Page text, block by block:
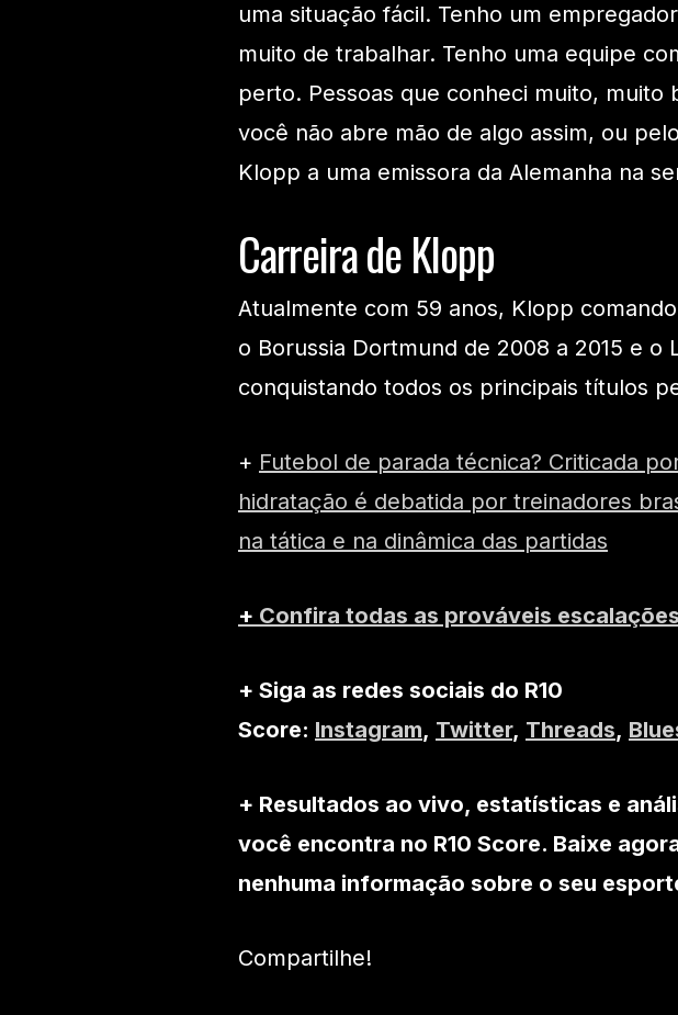
uma situação fácil. Tenho um
muito de trabalhar. Tenho uma equipe
perto. Pessoas que conheci muito, muito
você não abre mão de algo assim, ou
Klopp a uma emissora da Alemanha na
Carreira de Klopp
Atualmente com 59 anos, Klopp
o Borussia Dortmund de 2008 a 2015 e o
conquistando todos os principais títulos
+ Futebol de parada técnica? Criticada
hidratação é debatida por treinadores
na tática e na dinâmica das partidas
+ Confira todas as prováveis
+ Siga as redes sociais do R10
Score: Instagram, Twitter, Threads,
+ Resultados ao vivo, estatísticas e
você encontra no R10 Score. Baixe
nenhuma informação sobre o seu
Compartilhe!